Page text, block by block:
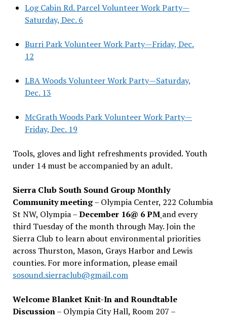
Log Cabin Rd. Parcel Volunteer Work Party—
Saturday, Dec. 6
Burri Park Volunteer Work Party—Friday, Dec.
12
LBA Woods Volunteer Work Party—Saturday,
Dec. 13
McGrath Woods Park Volunteer Work Party—
Friday, Dec. 19
Tools, gloves and light refreshments provided. Youth
under 14 must be accompanied by an adult.
Sierra Club South Sound Group Monthly
Community meeting– Olympia Center, 222 Columbia
St NW, Olympia –December 16@ 6 PM and every
third Tuesday of the month through May. Join the
Sierra Club to learn about environmental priorities
across Thurston, Mason, Grays Harbor and Lewis
counties. For more information, please email
sosound.sierraclub@gmail.com
Welcome Blanket Knit-In and Roundtable
Discussion– Olympia City Hall, Room 207 –